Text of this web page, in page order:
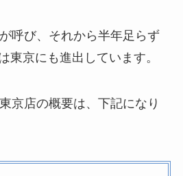
呼び、それから半年足らず
東京にも進出しています。
京店の概要は、下記になり